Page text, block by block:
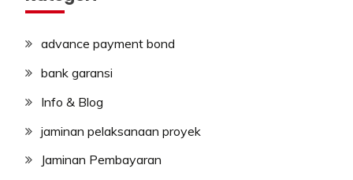
advance payment bond
bank garansi
Info & Blog
jaminan pelaksanaan proyek
Jaminan Pembayaran